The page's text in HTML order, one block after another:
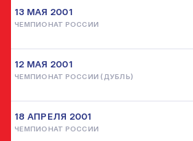
13 МАЯ 2001
ЧЕМПИОНАТ РОССИИ
12 МАЯ 2001
ЧЕМПИОНАТ РОССИИ (ДУБЛЬ)
18 АПРЕЛЯ 2001
ЧЕМПИОНАТ РОССИИ